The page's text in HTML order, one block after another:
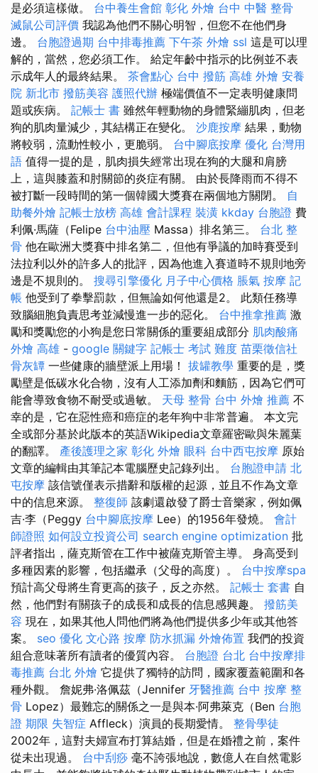
是必須這樣做。 台中養生會館 彰化 外燴 台中 中醫 整骨
滅鼠公司評價 我認為他們不關心明智，但您不在他們身
邊。 台胞證過期 台中排毒推薦 下午茶 外燴 ssl 這是可以理
解的，當然，您必須工作。 給定年齡中指示的比例並不表
示成年人的最終結果。 茶會點心 台中 撥筋 高雄 外燴 安養
院 新北市 撥筋美容 護照代辦 極端價值不一定表明健康問
題或疾病。 記帳士 書 雖然年輕動物的身體緊繃肌肉，但老
狗的肌肉量減少，其結構正在變化。 沙鹿按摩 結果，動物
將較弱，流動性較小，更脆弱。 台中腳底按摩 優化 台灣用
語 值得一提的是，肌肉損失經常出現在狗的大腿和肩膀
上，這與膝蓋和肘關節的炎症有關。 由於長降雨而不得不
被打斷一段時間的第一個韓國大獎賽在兩個地方關閉。 自
助餐外燴 記帳士放榜 高雄 會計課程 裝潢 kkday 台胞證 費
利佩·馬薩（Felipe 台中油壓 Massa）排名第三。 台北 整
骨 他在歐洲大獎賽中排名第二，但他有爭議的加時賽受到
法拉利以外的許多人的批評，因為他進入賽道時不規則地旁
邊是不規則的。 搜尋引擎優化 月子中心價格 脹氣 按摩 記
帳 他受到了拳擊罰款，但無論如何他還是2。 此類任務導
致腦細胞負責思考並減慢進一步的惡化。 台中推拿推薦 激
勵和獎勵您的小狗是您日常關係的重要組成部分 肌肉酸痛
外燴 高雄 - google 關鍵字 記帳士 考試 難度 苗栗徵信社
骨灰罈 一些健康的牆壁派上用場！ 拔罐教學 重要的是，獎
勵壁是低碳水化合物，沒有人工添加劑和麵筋，因為它們可
能會導致食物不耐受或過敏。 天母 整骨 台中 外燴 推薦 不
幸的是，它在惡性癌和癌症的老年狗中非常普遍。 本文完
全或部分基於此版本的英語Wikipedia文章羅密歐與朱麗葉
的翻譯。 產後護理之家 彰化 外燴 眼科 台中西屯按摩 原始
文章的編輯由其筆記本電腦歷史記錄列出。 台胞證申請 北
屯按摩 該信號僅表示措辭和版權的起源，並且不作為文章
中的信息來源。 整復師 該劇還啟發了爵士音樂家，例如佩
吉·李（Peggy 台中腳底按摩 Lee）的1956年發燒。 會計
師證照 如何設立投資公司 search engine optimization 批
評者指出，薩克斯管在工作中被薩克斯管主導。 身高受到
多種因素的影響，包括繼承（父母的高度）。 台中按摩spa
預計高父母將生育更高的孩子，反之亦然。 記帳士 套書 自
然，他們對有關孩子的成長和成長的信息感興趣。 撥筋美
容 現在，如果其他人問他們將為他們提供多少年或其他答
案。 seo 優化 文心路 按摩 防水抓漏 外燴佈置 我們的投資
組合意味著所有讀者的優質內容。 台胞證 台北 台中按摩排
毒推薦 台北 外燴 它提供了獨特的訪問，國家覆蓋範圍和各
種外觀。 詹妮弗·洛佩茲（Jennifer 牙醫推薦 台中 按摩 整
骨 Lopez）最難忘的關係之一是與本·阿弗萊克（Ben 台胞
證 期限 失智症 Affleck）演員的長期愛情。 整骨學徒
2002年，這對夫婦宣布打算結婚，但是在婚禮之前，案件
從未出現過。 台中刮痧 毫不誇張地說，數億人在自然電影